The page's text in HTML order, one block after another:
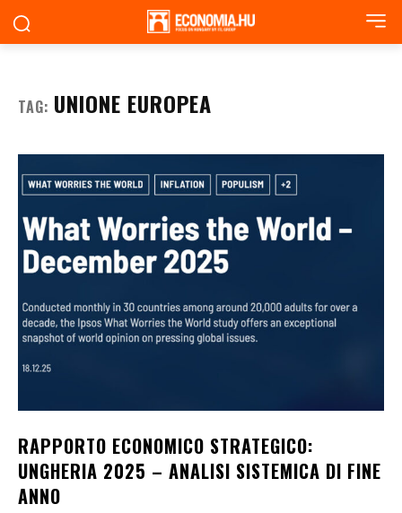
TAG: UNIONE EUROPEA
RAPPORTO ECONOMICO STRATEGICO:
UNGHERIA 2025 – ANALISI SISTEMICA DI FINE
ANNO